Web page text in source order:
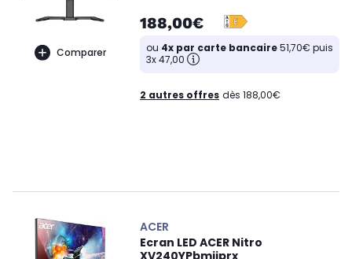
Comparer
188,00€
ou 4x par carte bancaire51,70€ puis
3x 47,00
2 autres offres dès 188,00€
ACER
Ecran LED ACER Nitro